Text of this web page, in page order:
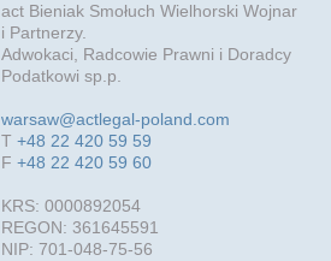
act Bieniak Smołuch Wielhorski Wojnar
i Partnerzy.
Adwokaci, Radcowie Prawni i Doradcy
Podatkowi sp.p.
warsaw@actlegal-poland.com
T+48 22 420 59 59
F+48 22 420 59 60
KRS: 0000892054
REGON: 361645591
NIP: 701-048-75-56